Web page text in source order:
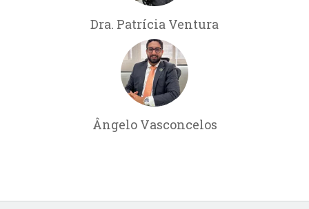
Dra. Patrícia Ventura
Ângelo Vasconcelos